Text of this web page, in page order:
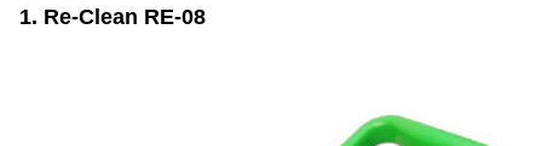
1. Re-Clean RE-08